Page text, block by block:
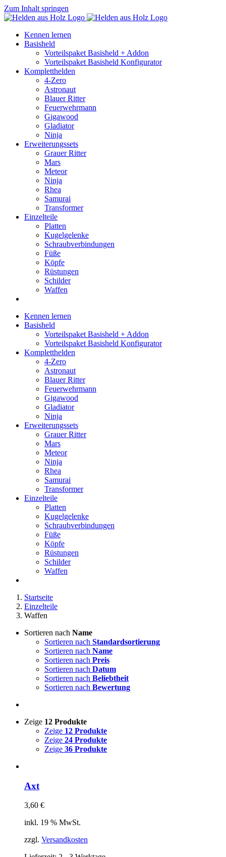
Zum Inhalt springen
Kennen lernen
Basisheld
Vorteilspaket Basisheld + Addon
Vorteilspaket Basisheld Konfigurator
Kompletthelden
4-Zero
Astronaut
Blauer Ritter
Feuerwehrmann
Gigawood
Gladiator
Ninja
Erweiterungssets
Grauer Ritter
Mars
Meteor
Ninja
Rhea
Samurai
Transformer
Einzelteile
Platten
Kugelgelenke
Schraubverbindungen
Füße
Köpfe
Rüstungen
Schilder
Waffen
Kennen lernen
Basisheld
Vorteilspaket Basisheld + Addon
Vorteilspaket Basisheld Konfigurator
Kompletthelden
4-Zero
Astronaut
Blauer Ritter
Feuerwehrmann
Gigawood
Gladiator
Ninja
Erweiterungssets
Grauer Ritter
Mars
Meteor
Ninja
Rhea
Samurai
Transformer
Einzelteile
Platten
Kugelgelenke
Schraubverbindungen
Füße
Köpfe
Rüstungen
Schilder
Waffen
Startseite
Einzelteile
Waffen
Sortieren nach Name
Sortieren nach Standardsortierung
Sortieren nach Name
Sortieren nach Preis
Sortieren nach Datum
Sortieren nach Beliebtheit
Sortieren nach Bewertung
Zeige 12 Produkte
Zeige 12 Produkte
Zeige 24 Produkte
Zeige 36 Produkte
Axt
3,60 €
inkl. 19 % MwSt.
zzgl. Versandkosten